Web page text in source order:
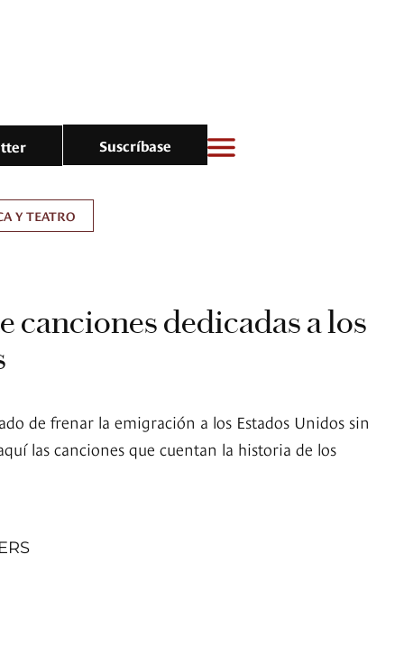
Suscríbase
Y TEATRO
canciones dedicadas a los
de frenar la emigración a los Estados Unidos sin
las canciones que cuentan la historia de los